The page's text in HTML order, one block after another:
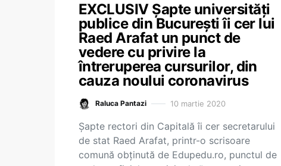
EXCLUSIV Șapte universități
publice din București îi cer lui
Raed Arafat un punct de
vedere cu privire la
întreruperea cursurilor, din
cauza noului coronavirus
Raluca Pantazi 10 martie 2020
Șapte rectori din Capitală îi cer secretarului
de stat Raed Arafat, printr-o scrisoare
comună obținută de Edupedu.ro, punctul de